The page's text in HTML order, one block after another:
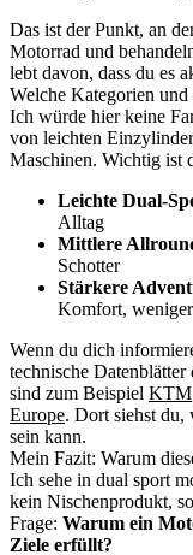
Das ist der Punkt, an
Motorrad und
lebt davon, dass du es
Welche Kategorien
Ich würde hier keine
von leichten
Maschinen. Wichtig ist
Leichte Dual-
Alltag
Mittlere
Schotter
Stärkere
Komfort,
Wenn du dich
technische
sind zum Beispiel KTM
Europe. Dort siehst du,
sein kann.
Mein Fazit: Warum
Ich sehe in dual sport
kein Nischenprodukt,
Frage: Warum ein
Ziele erfüllt?